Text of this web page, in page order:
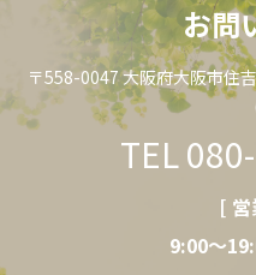
お問
〒558-0047 大阪府大阪市住
TEL
[
9:00～